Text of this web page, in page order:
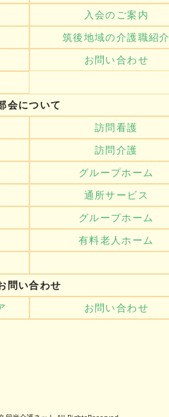
入会のご案内
筑後地域の介護職紹
お問い合わせ
会について
訪問看護
訪問介護
グループホーム
通所サービス
グループホーム
有料老人ホーム
問い合わせ
お問い合わせ